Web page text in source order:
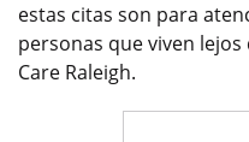
estas citas son para
personas que viven
Care Raleigh.